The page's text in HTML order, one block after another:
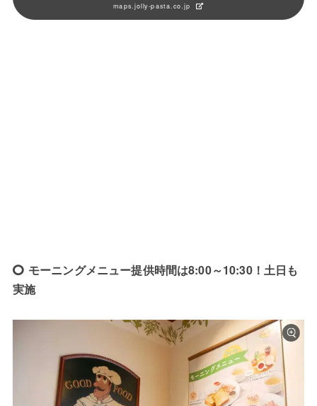
maps.jolly-pasta.co.jp
モーニングメニュー提供時間は8:00～10:30！土日も
実施